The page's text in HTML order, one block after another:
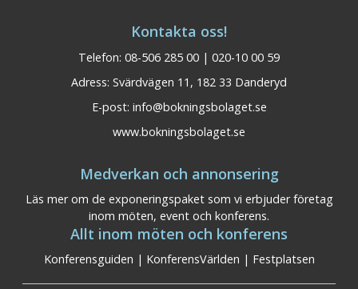
Kontakta oss!
Telefon: 08-506 285 00 | 020-10 00 59
Adress: Svärdvägen 11, 182 33 Danderyd
E-post: info@bokningsbolaget.se
www.bokningsbolaget.se
Medverkan och annonsering
Läs mer om de exponeringspaket som vi erbjuder företag
inom möten, event och konferens.
Allt inom möten och konferens
Konferensguiden | KonferensVärlden | Festplatsen